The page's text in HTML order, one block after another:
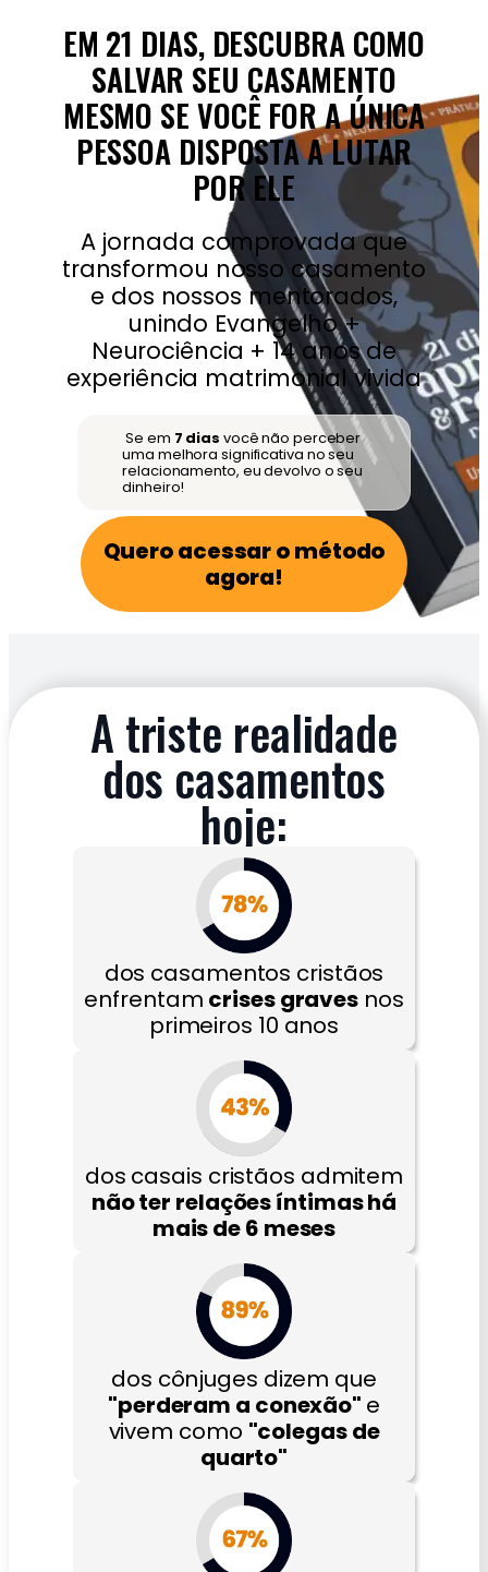
EM 21 DIAS, DESCUBRA COMO
SALVAR SEU CASAMENTO
MESMO SE VOCÊ FOR A ÚNICA
PESSOA DISPOSTA A LUTAR
POR ELE
A jornada comprovada que
transformou nosso casamento
e dos nossos mentorados,
unindo Evangelho +
Neurociência + 14 anos de
experiência matrimonial vivida
Se em 7 dias você não perceber
uma melhora significativa no seu
relacionamento, eu devolvo o seu
dinheiro!
Quero acessar o método
agora!
A triste realidade
dos casamentos
hoje:
dos casamentos cristãos
enfrentam crises graves nos
primeiros 10 anos
dos casais cristãos admitem
não ter relações íntimas há
mais de 6 meses
dos cônjuges dizem que
"perderam a conexão" e
vivem como "colegas de
quarto"